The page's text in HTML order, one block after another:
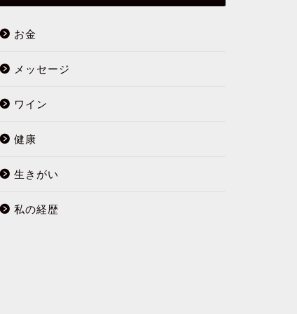
お金
メッセージ
ワイン
健康
生きがい
私の経歴